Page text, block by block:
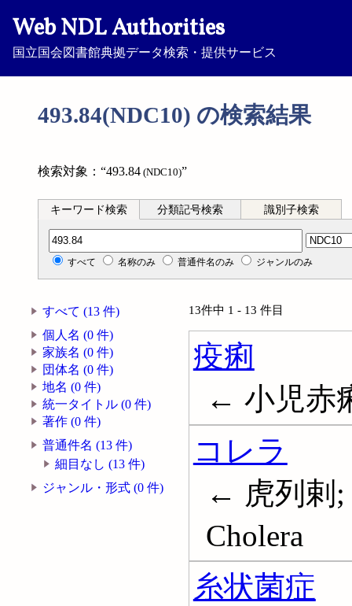
Web NDL Authorities
国立国会図書館典拠データ検索・提供サービス
493.84(NDC10) の検索結果
検索対象：“493.84 (NDC10)”
キーワード検索 分類記号検索 識別子検索
分類記号検索
すべて 名称のみ 普通件名のみ ジャンルのみ
すべて (13 件)
個人名 (0 件)
家族名 (0 件)
団体名 (0 件)
地名 (0 件)
統一タイトル (0 件)
著作 (0 件)
普通件名 (13 件)
細目なし (13 件)
ジャンル・形式 (0 件)
13件中 1 - 13 件目
疫痢
← 小児赤
コレラ
← 虎列剌;
Cholera
糸状菌症